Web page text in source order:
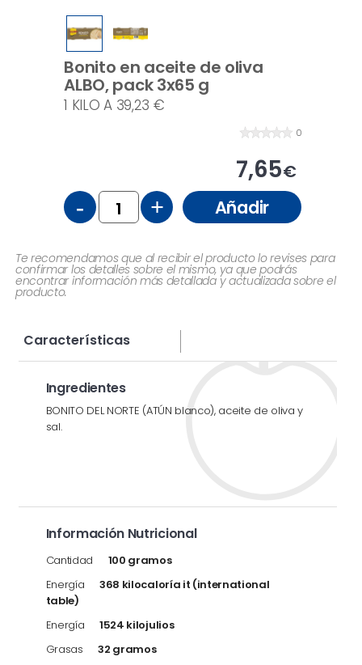
Bonito en aceite de oliva
ALBO, pack 3x65 g
0
7,65€
1 KILO A 39,23 €
- + Añadir
Te recomendamos que al recibir el producto lo revises para
confirmar los detalles sobre el mismo, ya que podrás
encontrar información más detallada y actualizada sobre el
producto.
Características
Ingredientes
BONITO DEL NORTE (ATÚN blanco), aceite de oliva y
sal.
Información Nutricional
Cantidad
100 gramos
Energía
368 kilocaloría it (international
table)
Energía
1524 kilojulios
Grasas
32 gramos